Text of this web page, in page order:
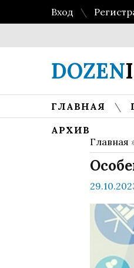
Вход
DOZEN
ГЛАВНАЯ
АРХИВ
Главная